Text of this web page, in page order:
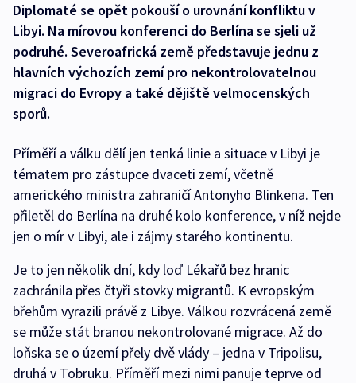
Diplomaté se opět pokouší o urovnání konfliktu v
Libyi. Na mírovou konferenci do Berlína se sjeli už
podruhé. Severoafrická země představuje jednu z
hlavních výchozích zemí pro nekontrolovatelnou
migraci do Evropy a také dějiště velmocenských
sporů.
Příměří a válku dělí jen tenká linie a situace v Libyi je
tématem pro zástupce dvaceti zemí, včetně
amerického ministra zahraničí Antonyho Blinkena. Ten
přiletěl do Berlína na druhé kolo konference, v níž nejde
jen o mír v Libyi, ale i zájmy starého kontinentu.
Je to jen několik dní, kdy loď Lékařů bez hranic
zachránila přes čtyři stovky migrantů. K evropským
břehům vyrazili právě z Libye. Válkou rozvrácená země
se může stát branou nekontrolované migrace. Až do
loňska se o území přely dvě vlády – jedna v Tripolisu,
druhá v Tobruku. Příměří mezi nimi panuje teprve od